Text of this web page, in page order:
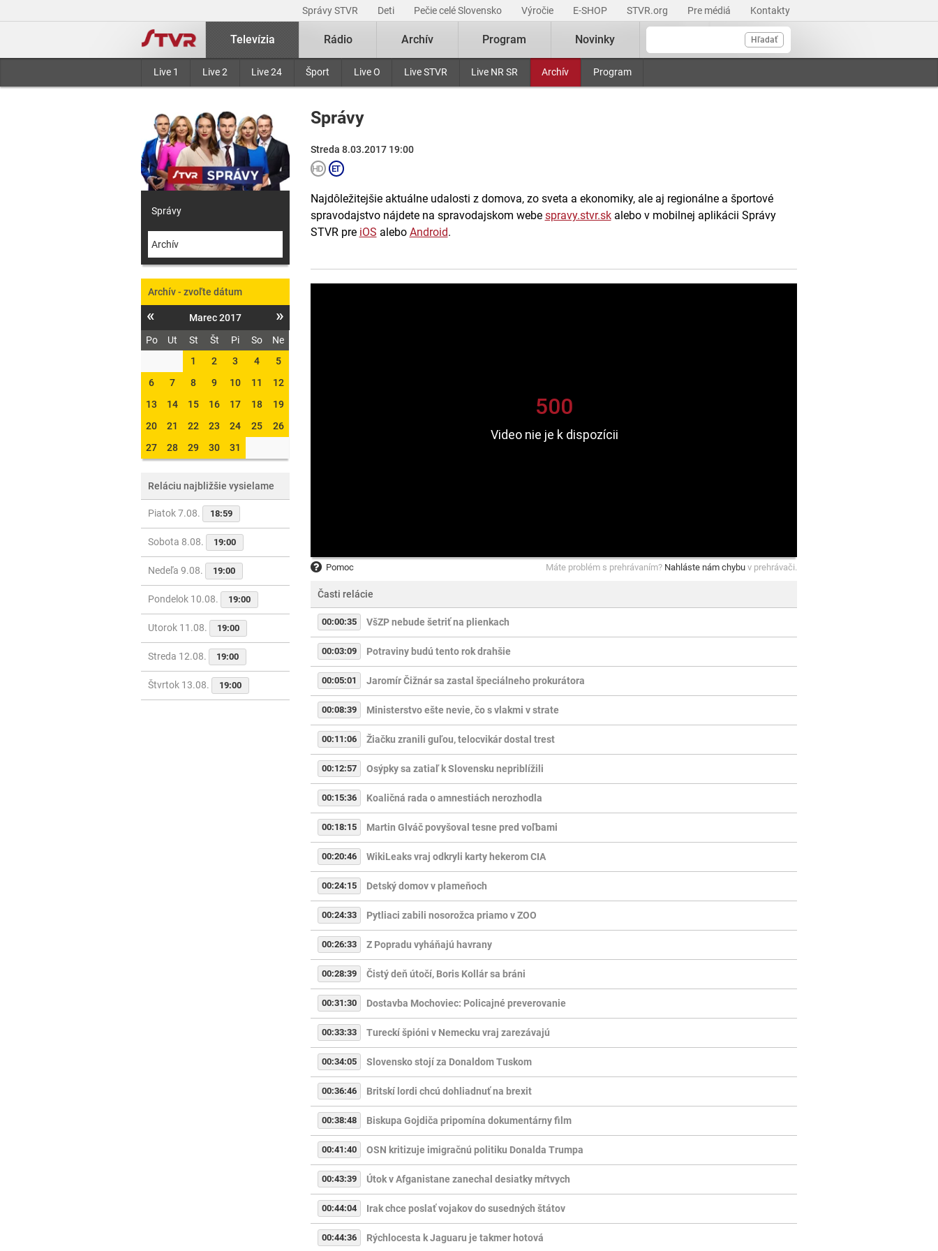
Správy STVR Deti Pečie celé Slovensko Výročie E-SHOP STVR.org Pre médiá Kontakty
Hľadať
Televízia
Live 1 Live 2 Live 24 Šport Live O Live STVR Live NR SR Archív Program
Rádio Archív Program Novinky
Správy
Streda 8.03.2017 19:00
Najdôležitejšie aktuálne udalosti z domova, zo sveta a ekonomiky, ale aj regionálne a športové
spravodajstvo nájdete na spravodajskom webe spravy.stvr.skalebo v mobilnej aplikácii Správy
STVR pre iOS alebo Android.
Pomoc Máte problém s prehrávaním? Nahláste nám chybu v prehrávači.
Časti relácie
00:00:35 VšZP nebude šetriť na plienkach
00:03:09 Potraviny budú tento rok drahšie
00:05:01 Jaromír Čižnár sa zastal špeciálneho prokurátora
00:08:39 Ministerstvo ešte nevie, čo s vlakmi v strate
00:11:06 Žiačku zranili guľou, telocvikár dostal trest
00:12:57 Osýpky sa zatiaľ k Slovensku nepriblížili
00:15:36 Koaličná rada o amnestiách nerozhodla
00:18:15 Martin Glváč povyšoval tesne pred voľbami
00:20:46 WikiLeaks vraj odkryli karty hekerom CIA
00:24:15 Detský domov v plameňoch
00:24:33 Pytliaci zabili nosorožca priamo v ZOO
00:26:33 Z Popradu vyháňajú havrany
00:28:39 Čistý deň útočí, Boris Kollár sa bráni
00:31:30 Dostavba Mochoviec: Policajné preverovanie
00:33:33 Tureckí špióni v Nemecku vraj zarezávajú
00:34:05 Slovensko stojí za Donaldom Tuskom
00:36:46 Britskí lordi chcú dohliadnuť na brexit
00:38:48 Biskupa Gojdiča pripomína dokumentárny film
00:41:40 OSN kritizuje imigračnú politiku Donalda Trumpa
00:43:39 Útok v Afganistane zanechal desiatky mŕtvych
00:44:04 Irak chce poslať vojakov do susedných štátov
00:44:36 Rýchlocesta k Jaguaru je takmer hotová
Správy
Archív
Archív - zvoľte dátum
« Marec 2017 »
Po Ut St Št Pi So
Ne
1
2 3 4
5
6
7 8 9 10 11
12
13
14 15 16 17 18
19
20
21 22 23 24 25
26
27
28 29 30 31
Reláciu najbližšie vysielame
Piatok 7.08. 18:59
Sobota 8.08. 19:00
Nedeľa 9.08. 19:00
Pondelok 10.08. 19:00
Utorok 11.08. 19:00
Streda 12.08. 19:00
Štvrtok 13.08. 19:00